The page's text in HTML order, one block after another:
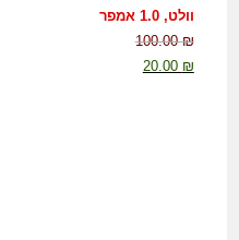
וולט, 1.0 אמפר
100.00₪
20.00 ₪